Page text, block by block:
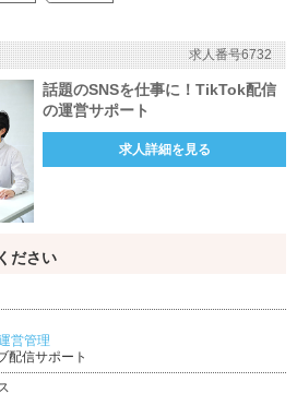
求人番号6732
話題のSNSを仕事に！TikTok配信
の運営サポート
求人詳細を見る
ださい
営管理
配信サポート